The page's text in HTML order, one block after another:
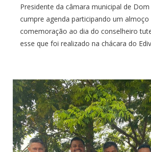
Presidente da câmara municipal de Dom
cumpre agenda participando um almoço
comemoração ao dia do conselheiro
esse que foi realizado na chácara do